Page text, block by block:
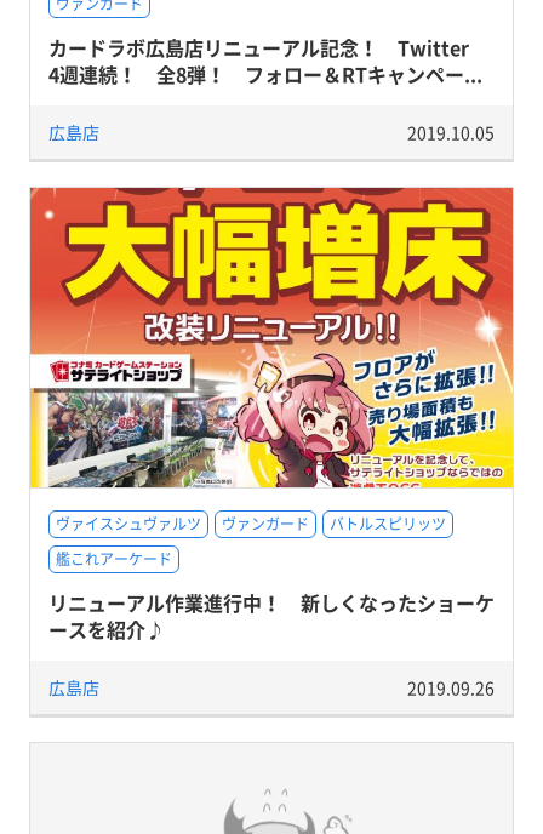
カードラボ広島店リニューアル記念！ Twitter
4週連続！ 全8弾！ フォロー＆RTキャンペー...
広島店 2019.10.05
ヴァイスシュヴァルツ ヴァンガード
バトルスピリッツ
艦これアーケード
リニューアル作業進行中！ 新しくなったショーケ
ースを紹介♪
広島店 2019.09.26